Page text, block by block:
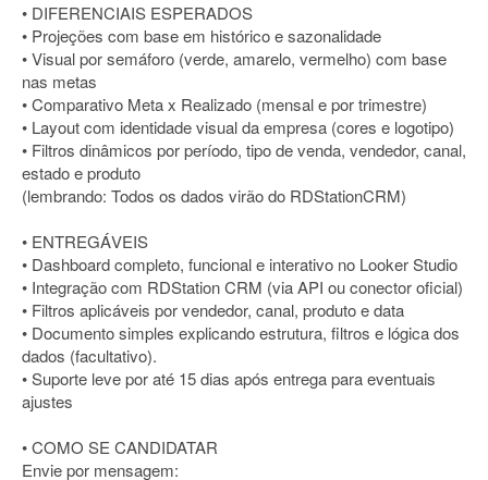
• DIFERENCIAIS ESPERADOS
• Projeções com base em histórico e sazonalidade
• Visual por semáforo (verde, amarelo, vermelho) com base
nas metas
• Comparativo Meta x Realizado (mensal e por trimestre)
• Layout com identidade visual da empresa (cores e logotipo)
• Filtros dinâmicos por período, tipo de venda, vendedor, canal,
estado e produto
(lembrando: Todos os dados virão do RDStationCRM)
• ENTREGÁVEIS
• Dashboard completo, funcional e interativo no Looker Studio
• Integração com RDStation CRM (via API ou conector oficial)
• Filtros aplicáveis por vendedor, canal, produto e data
• Documento simples explicando estrutura, filtros e lógica dos
dados (facultativo).
• Suporte leve por até 15 dias após entrega para eventuais
ajustes
• COMO SE CANDIDATAR
Envie por mensagem: